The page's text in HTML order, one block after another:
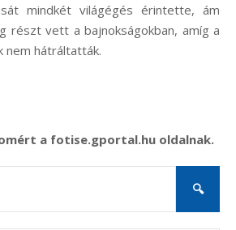
mindkét világégés érintette, ám
részt vett a bajnokságokban, amíg a
nem hátráltatták.
a fotise.gportal.hu oldalnak.